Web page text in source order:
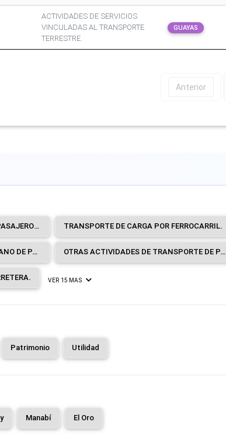
ACTIVIDADES DE SERVICIOS
VINCULADAS AL TRANSPORTE
TERRESTRE.
GUAYAS
Anterior
TRANSPORTE INTERURBANO DE PASAJEROS POR FERROCARRIL. TRANSPORTE DE CARGA POR FERROCARRIL.
TRANSPORTE URBANO Y SUBURBANO DE PASAJEROS POR VÍA TERRESTRE. OTRAS ACTIVIDADES DE TRANSPORTE DE PASAJEROS POR VÍA TERRESTRE.
VER 15 MAS
Patrimonio Utilidad
Manabí El Oro